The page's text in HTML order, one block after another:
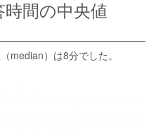
時間の中央値
median）は8分でした。